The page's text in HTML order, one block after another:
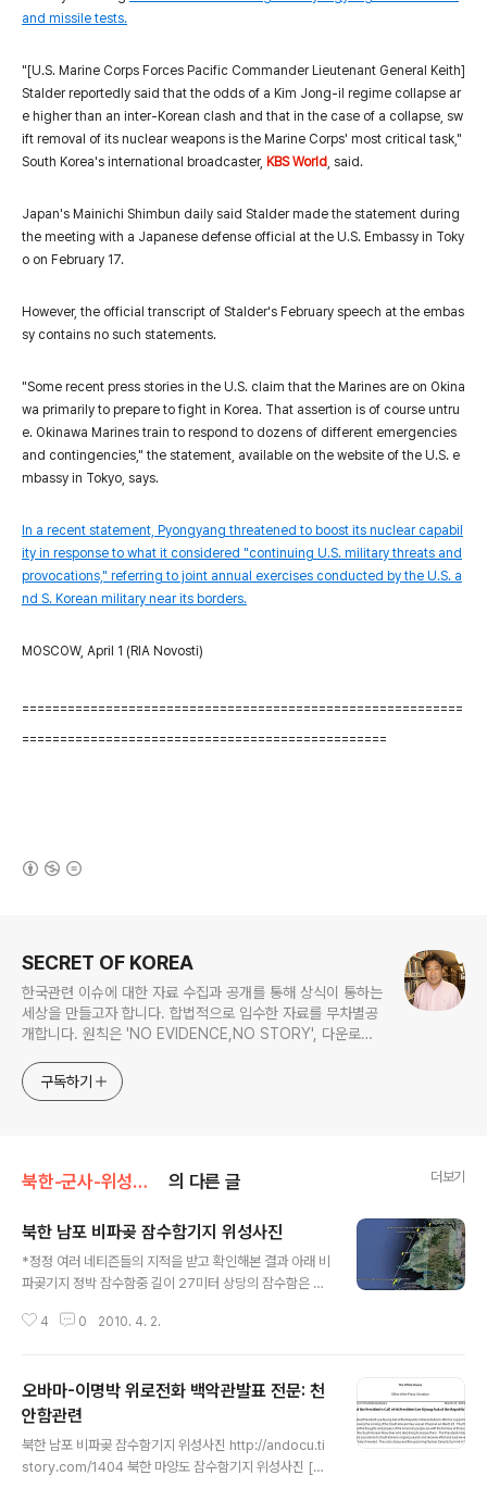
and missile tests.
"[U.S. Marine Corps Forces Pacific Commander Lieutenant General Keith]
Stalder reportedly said that the odds of a Kim Jong-il regime collapse ar
e higher than an inter-Korean clash and that in the case of a collapse, sw
ift removal of its nuclear weapons is the Marine Corps' most critical task,"
South Korea's international broadcaster, KBS World , said.
Japan's Mainichi Shimbun daily said Stalder made the statement during
the meeting with a Japanese defense official at the U.S. Embassy in Toky
o on February 17.
However, the official transcript of Stalder's February speech at the embas
sy contains no such statements.
"Some recent press stories in the U.S. claim that the Marines are on Okina
wa primarily to prepare to fight in Korea. That assertion is of course untru
e. Okinawa Marines train to respond to dozens of different emergencies
and contingencies," the statement, available on the website of the U.S. e
mbassy in Tokyo, says.
In a recent statement, Pyongyang threatened to boost its nuclear capabil
ity in response to what it considered "continuing U.S. military threats and
provocations," referring to joint annual exercises conducted by the U.S. a
nd S. Korean military near its borders.
MOSCOW, April 1 (RIA Novosti)
==========================================================
================================================
SECRET OF KOREA
한국관련 이슈에 대한 자료 수집과 공개를 통해 상식이 통하는
세상을 만들고자 합니다. 합법적으로 입수한 자료를 무차별공
개합니다. 원칙은 'NO EVIDENCE,NO STORY', 다운로드
jesim56@gmail.com, 안보일때는 구글리더나 RSS로!!
구독하기
북한-군사-위성사진 의 다른 글 더보기
북한 남포 비파곶 잠수함기지 위성사진
*정정 여러 네티즌들의 지적을 받고 확인해본 결과 아래 비
파곶기지 정박 잠수함중 길이 27미터 상당의 잠수함은 상
이 잠수함보다 약 3분의 1정도 더 크다고 합니다 상어급 잠
alsecurity.org/military/world/dprk/s-sango.htm
제 군사지식이 일천해 발생한 오류임을 인정하며 27미터
상당의 잠수함은 상어급이 아니라고 정정합니다 글 원문을
고치는 것보다 원문을 그대로 두고 '잘못됐음'을 인정, 추가
기재하는 것이 나을 것이라 생각돼 정정을 올립니다 정정
4 0 2010. 4. 2.
오바마-이명박 위로전화 백악관발표 전문: 천
안함관련
북한 남포 비파곶 잠수함기지 위성사진 http://andocu.ti
story.com/1404 북한 마양도 잠수함기지 위성사진 [동